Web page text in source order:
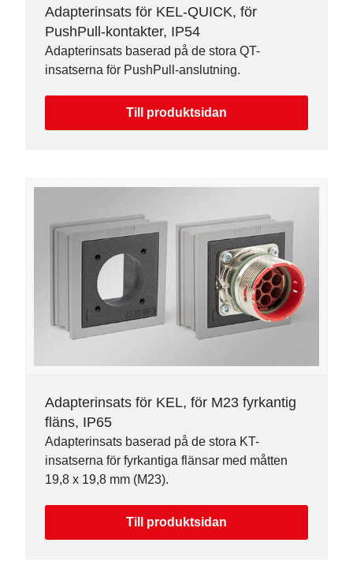
Adapterinsats för KEL-QUICK, för
PushPull-kontakter, IP54
Adapterinsats baserad på de stora QT-
insatserna för PushPull-anslutning.
Till produktsidan
Adapterinsats för KEL, för M23 fyrkantig
fläns, IP65
Adapterinsats baserad på de stora KT-
insatserna för fyrkantiga flänsar med måtten
19,8 x 19,8 mm (M23).
Till produktsidan